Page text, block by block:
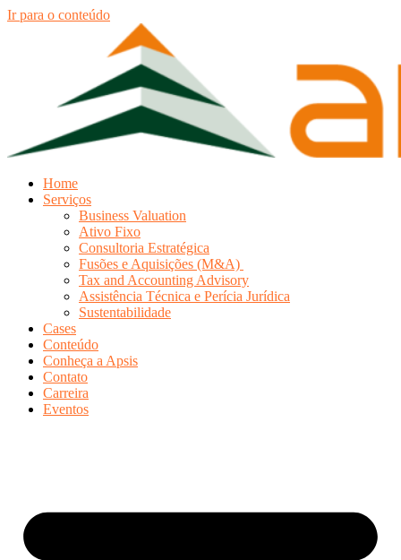
Ir para o conteúdo
Home
Serviços
Business Valuation
Ativo Fixo
Consultoria Estratégica
Fusões e Aquisições (M&A)
Tax and Accounting Advisory
Assistência Técnica e Perícia Jurídica
Sustentabilidade
Cases
Conteúdo
Conheça a Apsis
Contato
Carreira
Eventos